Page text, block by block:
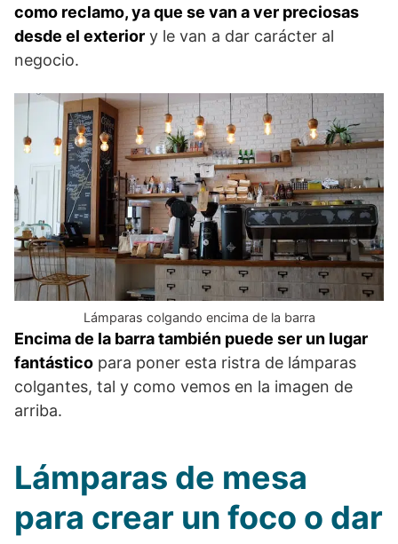
como reclamo, ya que se van a ver preciosas
desde el exterior y le van a dar carácter al
negocio.
Lámparas colgando encima de la barra
Encima de la barra también puede ser un lugar
fantástico para poner esta ristra de lámparas
colgantes, tal y como vemos en la imagen de
arriba.
Lámparas de mesa
para crear un foco o dar